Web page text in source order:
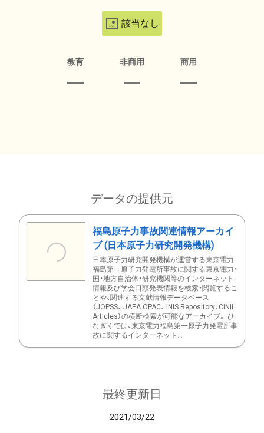
該当なし
教育 非商用 商用
データの提供元
福島原子力事故関連情報アーカイ
ブ (日本原子力研究開発機構)
日本原子力研究開発機構が運営する東京電力
福島第一原子力発電所事故に関する東京電力・
国・地方自治体・研究機関等のインターネット
情報及び学会口頭発表情報を検索・閲覧するこ
とや、関連する文献情報データベース
（JOPSS、 JAEA OPAC、 INIS Repository、CiNii
Articles）の横断検索が可能なアーカイブ。 ひ
なぎくでは、東京電力福島第一原子力発電所事
故に関するインターネット...
最終更新日
2021/03/22